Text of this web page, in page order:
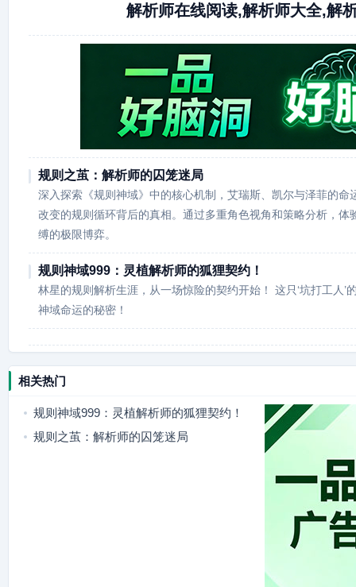
解析师在线阅读,解析师大全,解
规则之茧：解析师的囚笼迷局
深入探索《规则神域》中的核心机制，艾瑞斯、凯尔与泽菲的命
改变的规则循环背后的真相。通过多重角色视角和策略分析，体
缚的极限博弈。
规则神域999：灵植解析师的狐狸契约！
林星的规则解析生涯，从一场惊险的契约开始！ 这只‘坑打工人’
神域命运的秘密！
相关热门
规则神域999：灵植解析师的狐狸契约！
规则之茧：解析师的囚笼迷局